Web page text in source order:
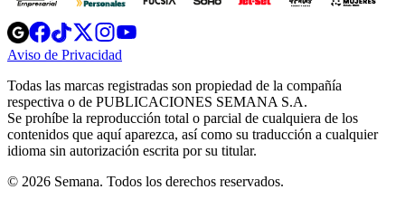
Opens
in
new
Opens
in
new
Opens
in
new
window
Opens
new
windowwindow
Aviso de Privacidad
new
window
Todas las marcas registradas son propiedad de la compañía
respectiva o de PUBLICACIONES SEMANA S.A.
Se prohíbe la reproducción total o parcial de cualquiera de los
contenidos que aquí aparezca, así como su traducción a cualquier
idioma sin autorización escrita por su titular.
© 2026 Semana. Todos los derechos reservados.